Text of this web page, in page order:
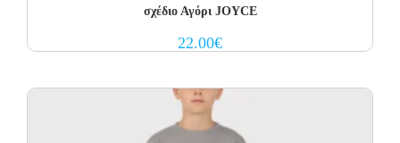
σχέδιο Αγόρι JOYCE
22.00€